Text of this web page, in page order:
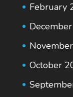
February
October